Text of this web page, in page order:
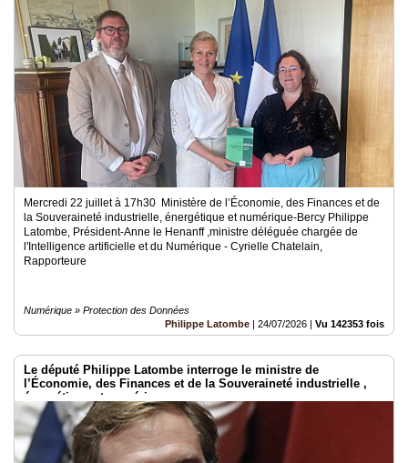
Mercredi 22 juillet à 17h30 Ministère de l’Économie, des Finances et de
la Souveraineté industrielle, énergétique et numérique-Bercy Philippe
Latombe, Président-Anne le Henanff ,ministre déléguée chargée de
l'Intelligence artificielle et du Numérique - Cyrielle Chatelain,
Rapporteure
Numérique » Protection des Données
Philippe Latombe | 24/07/2026 | Vu 142353 fois
Le député Philippe Latombe interroge le ministre de
l’Économie, des Finances et de la Souveraineté industrielle ,
énergétique et numérique